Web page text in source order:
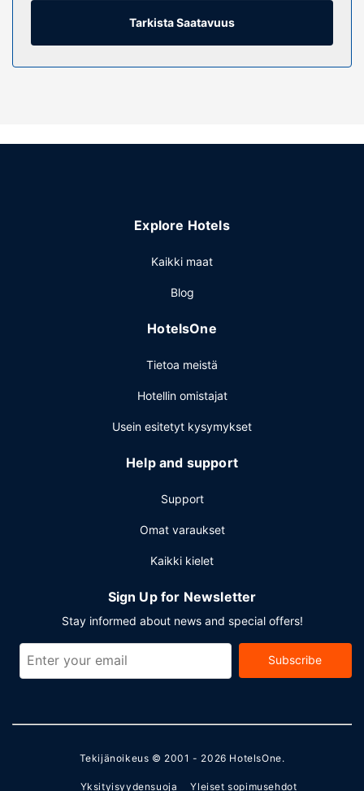
Käytössäsi on puutarha sekä ilmainen langaton
Tarkista Saatavuus
Explore Hotels
Kaikki maat
Blog
HotelsOne
Tietoa meistä
Hotellin omistajat
Usein esitetyt kysymykset
Help and support
Support
Omat varaukset
Kaikki kielet
Sign Up for Newsletter
Stay informed about news and special offers!
Subscribe
Tekijänoikeus © 2001 - 2026 HotelsOne.
Yksityisyydensuoja Yleiset sopimusehdot